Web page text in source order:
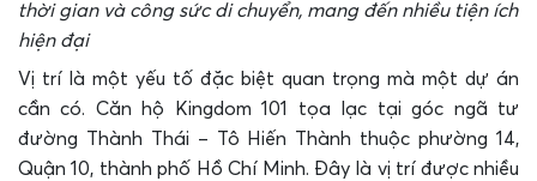
thời gian và công sức di chuyển, mang đến nhiều tiện ích
hiện đại
Vị trí là một yếu tố đặc biệt quan trọng mà một dự án
cần có. Căn hộ Kingdom 101 tọa lạc tại góc ngã tư
đường Thành Thái – Tô Hiến Thành thuộc phường 14,
Quận 10, thành phố Hồ Chí Minh. Đây là vị trí được nhiều